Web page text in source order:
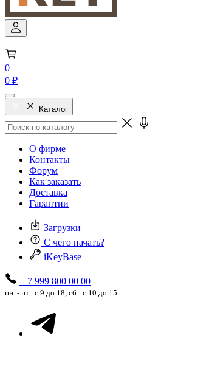
0
0 ₽
Каталог
О фирме
Контакты
Форум
Как заказать
Доставка
Гарантии
Загрузки
С чего начать?
iKeyBase
+ 7 999 800 00 00
пн. - пт.: с 9 до 18, сб.: с 10 до 15